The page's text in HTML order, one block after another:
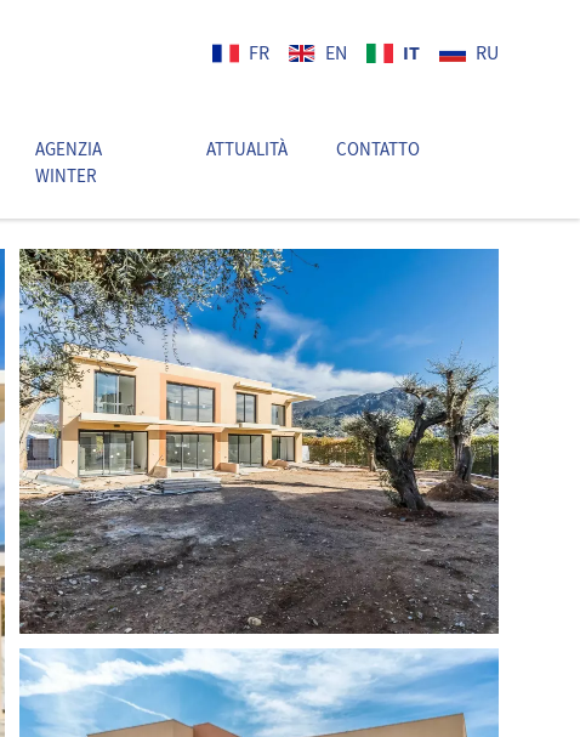
FR EN IT RU
AGENZIA
WINTER
ATTUALITÀ CONTATTO